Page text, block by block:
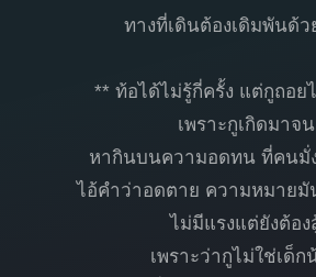
ทางที่เดินต้องเดิมพันด้
** ท้อได้ไม่รู้กี่ครั้ง แต่กูถอย
เพราะกูเกิดมาจน
หากินบนความอดทน ที่คนมั่
ไอ้คำว่าอดตาย ความหมายมั
ไม่มีแรงแต่ยังต้อง
เพราะว่ากูไม่ใช่เด็ก